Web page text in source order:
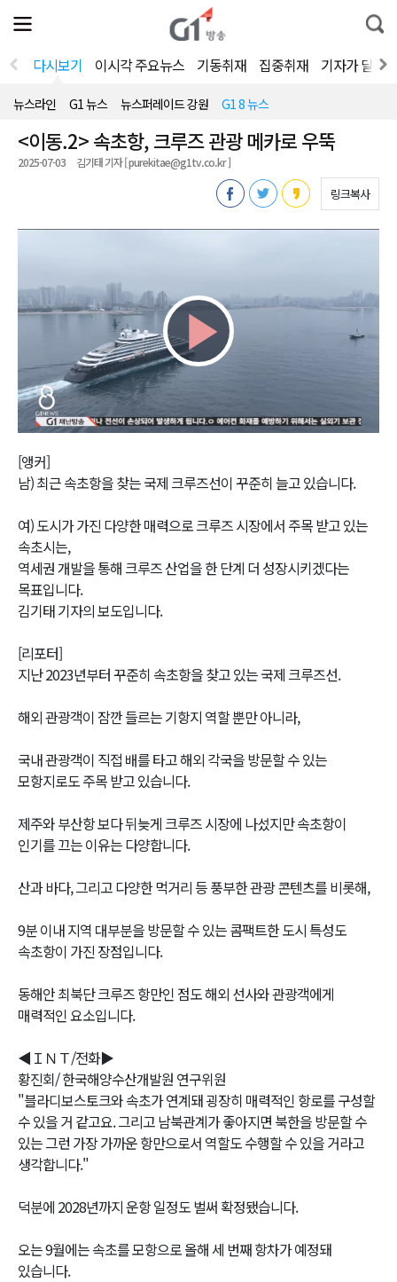
전
체
뉴
열
통
합
색
다시보기 이시각 주요뉴스 기동취재 집중취재 기자가 달려
뉴스라인 G1 뉴스 뉴스퍼레이드 강원 G1 8 뉴스
<이동.2> 속초항, 크루즈 관광 메카로 우뚝
2025-07-03 김기태 기자 [ purekitae@g1tv.co.kr ]
링크복사
Play
Video
[앵커]
남) 최근 속초항을 찾는 국제 크루즈선이 꾸준히 늘고 있습니다.
여) 도시가 가진 다양한 매력으로 크루즈 시장에서 주목 받고 있는
속초시는,
역세권 개발을 통해 크루즈 산업을 한 단계 더 성장시키겠다는
목표입니다.
김기태 기자의 보도입니다.
[리포터]
지난 2023년부터 꾸준히 속초항을 찾고 있는 국제 크루즈선.
해외 관광객이 잠깐 들르는 기항지 역할 뿐만 아니라,
국내 관광객이 직접 배를 타고 해외 각국을 방문할 수 있는
모항지로도 주목 받고 있습니다.
제주와 부산항 보다 뒤늦게 크루즈 시장에 나섰지만 속초항이
인기를 끄는 이유는 다양합니다.
산과 바다, 그리고 다양한 먹거리 등 풍부한 관광 콘텐츠를 비롯해,
9분 이내 지역 대부분을 방문할 수 있는 콤팩트한 도시 특성도
속초항이 가진 장점입니다.
동해안 최북단 크루즈 항만인 점도 해외 선사와 관광객에게
매력적인 요소입니다.
◀ＩＮＴ/전화▶
황진회/ 한국해양수산개발원 연구위원
"블라디보스토크와 속초가 연계돼 굉장히 매력적인 항로를 구성할
수 있을 거 같고요. 그리고 남북관계가 좋아지면 북한을 방문할 수
있는 그런 가장 가까운 항만으로서 역할도 수행할 수 있을 거라고
생각합니다."
덕분에 2028년까지 운항 일정도 벌써 확정됐습니다.
오는 9월에는 속초를 모항으로 올해 세 번째 항차가 예정돼
있습니다.